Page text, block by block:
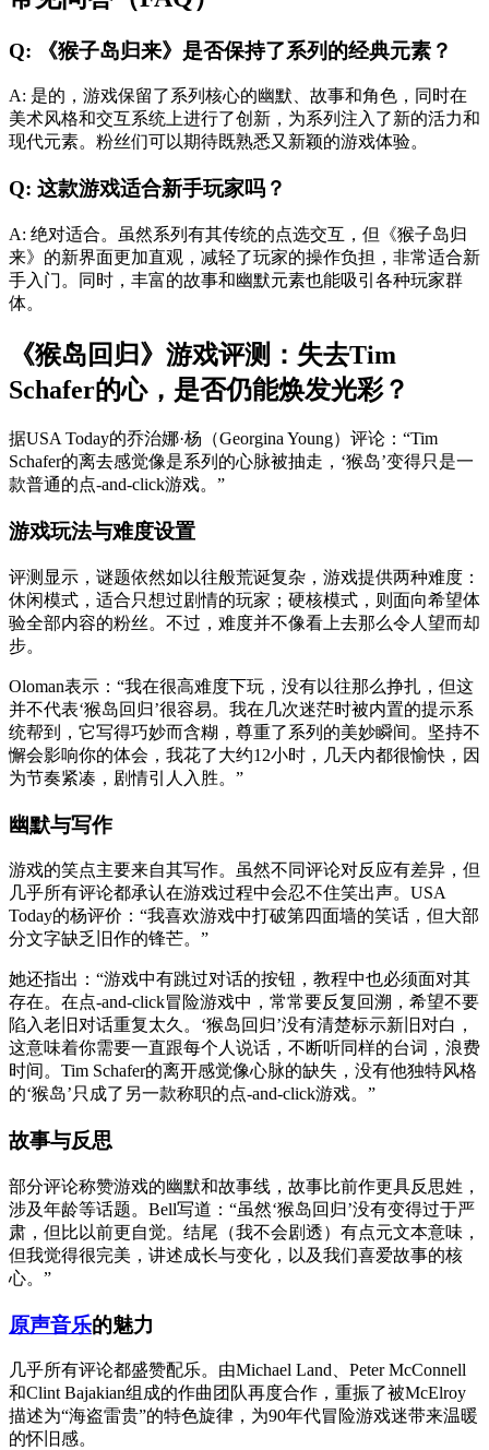
Q: 《猴子岛归来》是否保持了系列的经典元素？
A: 是的，游戏保留了系列核心的幽默、故事和角色，同时在
美术风格和交互系统上进行了创新，为系列注入了新的活力和
现代元素。粉丝们可以期待既熟悉又新颖的游戏体验。
Q: 这款游戏适合新手玩家吗？
A: 绝对适合。虽然系列有其传统的点选交互，但《猴子岛归
来》的新界面更加直观，减轻了玩家的操作负担，非常适合新
手入门。同时，丰富的故事和幽默元素也能吸引各种玩家群
体。
《猴岛回归》游戏评测：失去Tim
Schafer的心，是否仍能焕发光彩？
据USA Today的乔治娜·杨（Georgina Young）评论：“Tim
Schafer的离去感觉像是系列的心脉被抽走，‘猴岛’变得只是一
款普通的点-and-click游戏。”
游戏玩法与难度设置
评测显示，谜题依然如以往般荒诞复杂，游戏提供两种难度：
休闲模式，适合只想过剧情的玩家；硬核模式，则面向希望体
验全部内容的粉丝。不过，难度并不像看上去那么令人望而却
步。
Oloman表示：“我在很高难度下玩，没有以往那么挣扎，但这
并不代表‘猴岛回归’很容易。我在几次迷茫时被内置的提示系
统帮到，它写得巧妙而含糊，尊重了系列的美妙瞬间。坚持不
懈会影响你的体会，我花了大约12小时，几天内都很愉快，因
为节奏紧凑，剧情引人入胜。”
幽默与写作
游戏的笑点主要来自其写作。虽然不同评论对反应有差异，但
几乎所有评论都承认在游戏过程中会忍不住笑出声。USA
Today的杨评价：“我喜欢游戏中打破第四面墙的笑话，但大部
分文字缺乏旧作的锋芒。”
她还指出：“游戏中有跳过对话的按钮，教程中也必须面对其
存在。在点-and-click冒险游戏中，常常要反复回溯，希望不要
陷入老旧对话重复太久。‘猴岛回归’没有清楚标示新旧对白，
这意味着你需要一直跟每个人说话，不断听同样的台词，浪费
时间。Tim Schafer的离开感觉像心脉的缺失，没有他独特风格
的‘猴岛’只成了另一款称职的点-and-click游戏。”
故事与反思
部分评论称赞游戏的幽默和故事线，故事比前作更具反思姓，
涉及年龄等话题。Bell写道：“虽然‘猴岛回归’没有变得过于严
肃，但比以前更自觉。结尾（我不会剧透）有点元文本意味，
但我觉得很完美，讲述成长与变化，以及我们喜爱故事的核
心。”
原声音乐的魅力
几乎所有评论都盛赞配乐。由Michael Land、Peter McConnell
和Clint Bajakian组成的作曲团队再度合作，重振了被McElroy
描述为“海盗雷贵”的特色旋律，为90年代冒险游戏迷带来温暖
的怀旧感。